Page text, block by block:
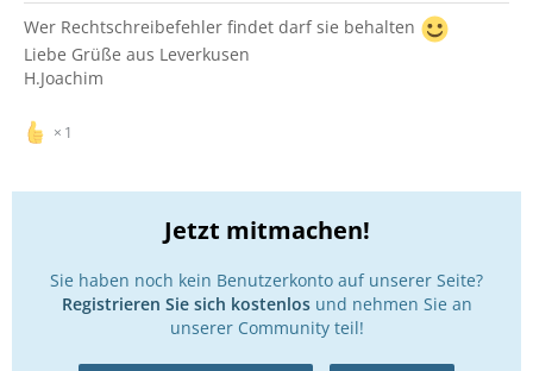
Wer Rechtschreibefehler findet darf sie behalten
Liebe Grüße aus Leverkusen
H.Joachim
1
Jetzt mitmachen!
Sie haben noch kein Benutzerkonto auf unserer Seite?
Registrieren Sie sich kostenlosund nehmen Sie an
unserer Community teil!